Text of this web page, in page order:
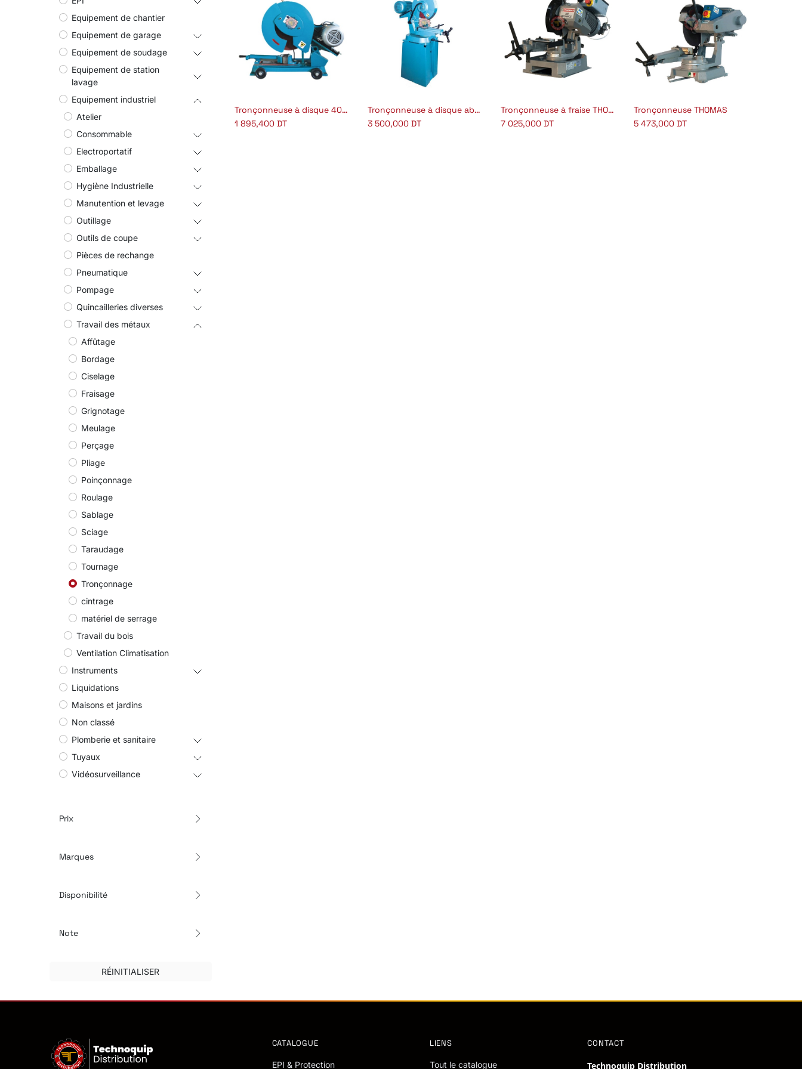
Equipement de chantier
Equipement de garage
Equipement de soudage
Equipement de station
lavage
Equipement industriel
Atelier
Consommable
Electroportatif
Emballage
Hygiène Industrielle
Manutention et levage
Outillage
Outils de coupe
Pièces de rechange
Pneumatique
Pompage
Quincailleries diverses
Travail des métaux
Affûtage
Bordage
Ciselage
Fraisage
Grignotage
Meulage
Perçage
Pliage
Poinçonnage
Roulage
Sablage
Sciage
Taraudage
Tournage
Tronçonnage
cintrage
matériel de serrage
Travail du bois
Ventilation Climatisation
Instruments
Liquidations
Maisons et jardins
Non classé
Plomberie et sanitaire
Tuyaux
Vidéosurveillance
Prix
Marques
Disponibilité
Note
RÉINITIALISER
Ajouter au panier
Tronçonneuse à disque 400 mm plateau tournant gradué
1 895,400DT
Ajouter au panier
Tronçonneuse à disque abrasif 350 mm sur socle
3 500,000DT
Ajouter au panier
Tronçonneuse à fraise THOMAS
7 025,000 DT
Ajouter au panier
Tronçonneuse THOMAS
5 473,000 DT
CATALOGUE
EPI & Protection
LIENS
Tout le catalogue
CONTACT
Technoquip Distribution